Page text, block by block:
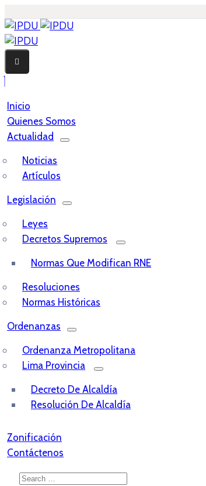
Inicio
Quienes Somos
Actualidad
Noticias
Artículos
Legislación
Leyes
Decretos Supremos
Normas Que Modifican RNE
Resoluciones
Normas Históricas
Ordenanzas
Ordenanza Metropolitana
Lima Provincia
Decreto De Alcaldía
Resolución De Alcaldía
Zonificación
Contáctenos